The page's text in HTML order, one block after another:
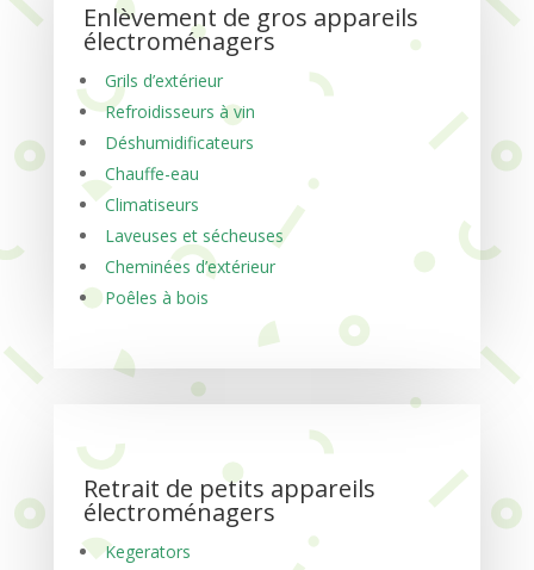
Enlèvement de gros appareils
électroménagers
Grils d’extérieur
Refroidisseurs à vin
Déshumidificateurs
Chauffe-eau
Climatiseurs
Laveuses et sécheuses
Cheminées d’extérieur
Poêles à bois
Retrait de petits appareils
électroménagers
Kegerators